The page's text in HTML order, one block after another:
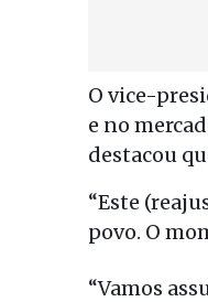
O vice-
e no
destacou
“Este
povo. O
“Vamos